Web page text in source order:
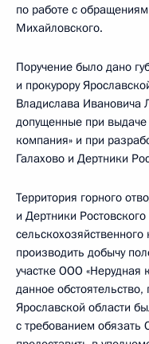
по работе с
Михайловского.
Поручение было дано
и прокурору
Владислава Ивановича
допущенные при
компания» и при
Галахово и Дертники
Территория горного
и Дертники
производить добычу
участке ООО «Нерудная
данное
Ярославской области
с требованием обязать